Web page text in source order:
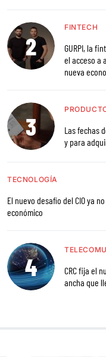
FINTECH
GURPI, la
el acceso a
nueva
Las fechas
y para
TECNOLOGÍA
El nuevo desafío del CIO ya
económico
CRC fija el
ancha que